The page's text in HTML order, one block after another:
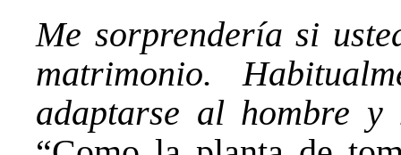
Me sorprendería si
matrimonio.
adaptarse al hombre